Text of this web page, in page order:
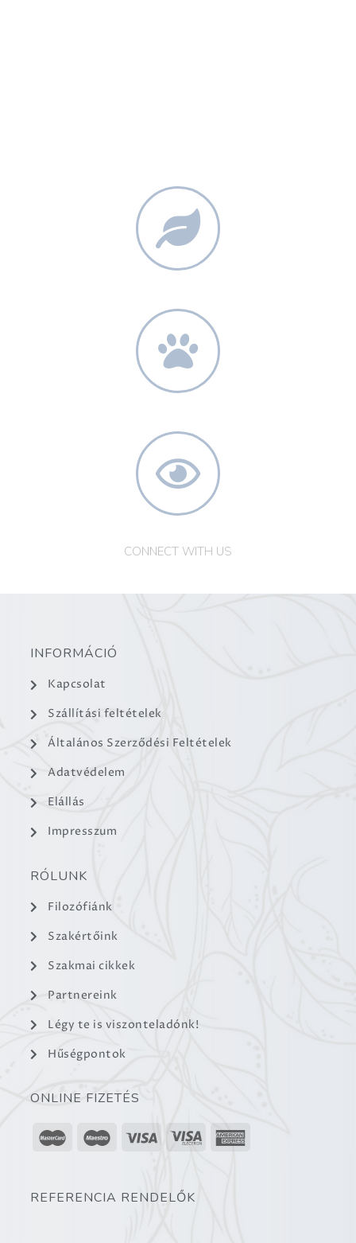
CONNECT WITH US
INFORMÁCIÓ
Kapcsolat
Szállítási feltételek
Általános Szerződési Feltételek
Adatvédelem
Elállás
Impresszum
RÓLUNK
Filozófiánk
Szakértőink
Szakmai cikkek
Partnereink
Légy te is viszonteladónk!
Hűségpontok
ONLINE FIZETÉS
REFERENCIA RENDELŐK